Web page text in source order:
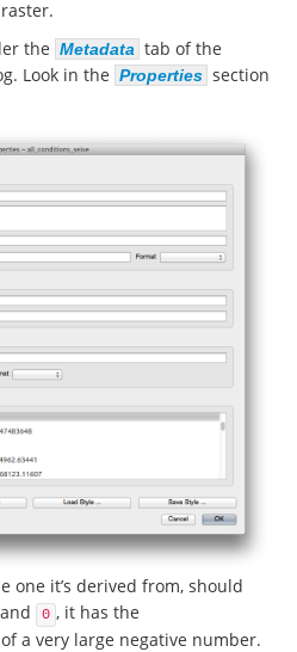
the Metadata tab of the
Look in the Properties section
one it’s derived from, should
and 0 , it has the
a very large negative number.